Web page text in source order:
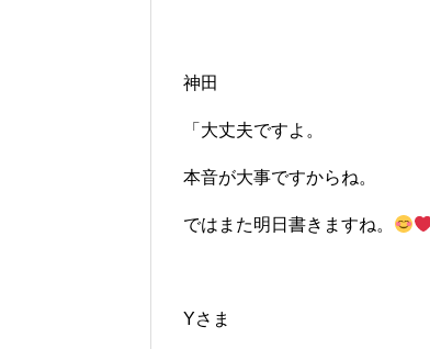
神田
「大丈夫ですよ。
本音が大事ですからね。
ではまた明日書きますね。
Yさま